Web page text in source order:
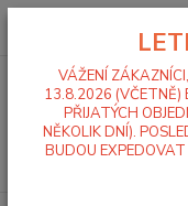
VÁŽENÍ
13.8.2026 (VČETNĚ)
PŘIJATÝCH
NĚKOLIK DNÍ).
BUDOU